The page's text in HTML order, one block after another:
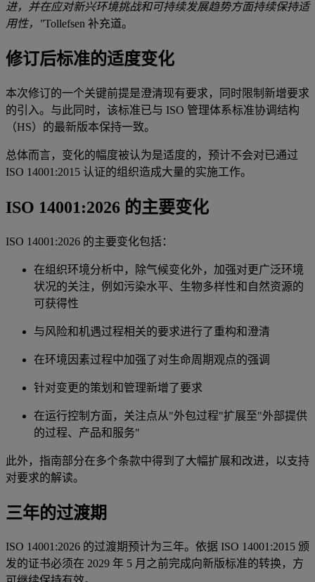
进，并在应对新兴环境挑战和可持续发展趋势方面持续保持适
用性，"Tollefsen 补充道。
修订后标准的适度变化
本次修订的一个关键前提是澄清现有要求，同时限制新增要求
的引入。与此同时，该标准已与 ISO 管理体系标准协调结构
（HS）的最新版本保持一致。
总体而言，变化的幅度被认为是适度的，预计不会对已通过
ISO 14001:2015 认证的组织造成大量的实施工作。
ISO 14001:2026 的主要变化
ISO 14001:2026 的主要变化包括：
在组织环境分析中，除气候变化外，加强对更广泛环境
状况的关注，例如污染水平、生物多样性和自然资源的
可获得性
与风险和机遇过程相关的要求进行了重构和澄清
在环境因素过程中加强了对生命周期观点的强调
针对变更的策划和管理新增了要求
在运行控制方面，关注点从"外包过程"扩展至"外部提供
的过程、产品和服务"
此外，指南部分在多个条款中得到了大幅扩展和改进，以支持
对要求的解读。
三年的过渡期
ISO 14001:2026 的过渡期预计为三年。依据 ISO 14001:2015 颁
发的证书必须在 2029 年 5 月之前完成向新版标准的转换，方